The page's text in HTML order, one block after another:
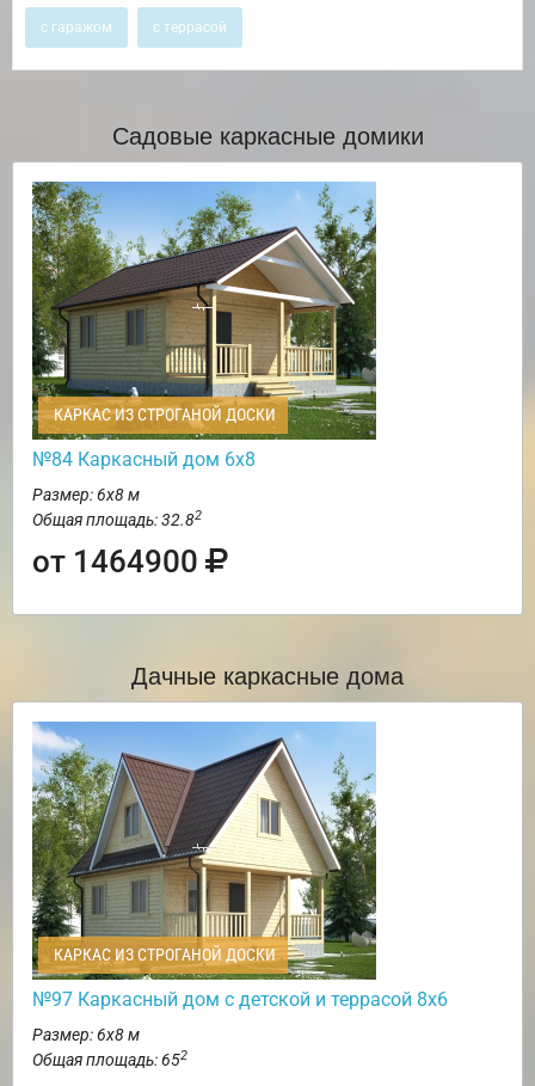
с гаражом с террасой
Садовые каркасные домики
КАРКАС ИЗ СТРОГАНОЙ ДОСКИ
№84 Каркасный дом 6х8
Размер: 6х8 м
Общая площадь: 32.82
от 1464900
Дачные каркасные дома
КАРКАС ИЗ СТРОГАНОЙ ДОСКИ
№97 Каркасный дом с детской и террасой 8х6
Размер: 6х8 м
Общая площадь: 652